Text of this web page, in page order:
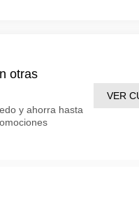
otras
y ahorra hasta
VER